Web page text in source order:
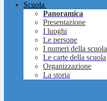
Scuola
Panoramica
Presentazione
I luoghi
Le persone
I numeri della scuola
Le carte della scuola
Organizzazione
La storia